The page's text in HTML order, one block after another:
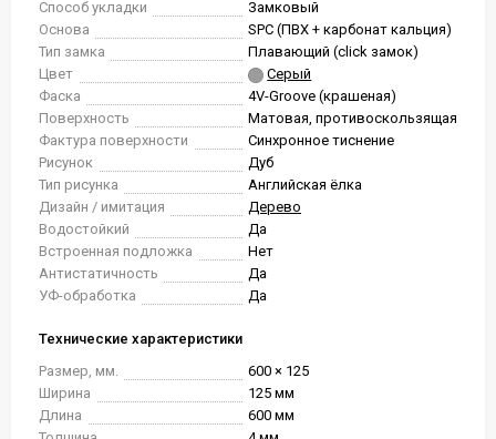
Способ укладки
Замковый
Основа
SPC (ПВХ + карбонат кальция)
Тип замка
Плавающий (click замок)
Цвет
Серый
Фаска
4V-Groove (крашеная)
Поверхность
Матовая, противоскользящая
Фактура поверхности
Синхронное тиснение
Рисунок
Дуб
Тип рисунка
Английская ёлка
Дизайн / имитация
Дерево
Водостойкий
Да
Встроенная подложка
Нет
Антистатичность
Да
УФ-обработка
Да
Технические характеристики
Размер, мм.
600 × 125
Ширина
125 мм
Длина
600 мм